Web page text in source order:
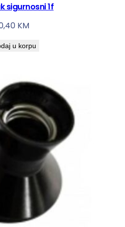
sigurnosni 1f
KM
u korpu